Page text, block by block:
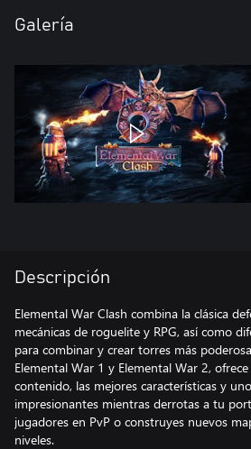
Galería
Descripción
Elemental War Clash combina la clásica
mecánicas de roguelite y RPG, así como
para combinar y crear torres más
Elemental War 1 y Elemental War 2,
contenido, las mejores características y
impresionantes mientras derrotas a tu
jugadores en PvP o construyes nuevos
niveles.